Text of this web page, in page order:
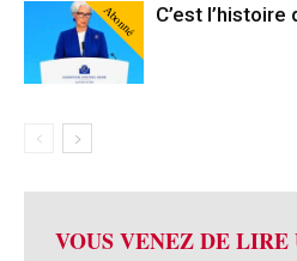
Abonné C’est
VOUS VENEZ DE